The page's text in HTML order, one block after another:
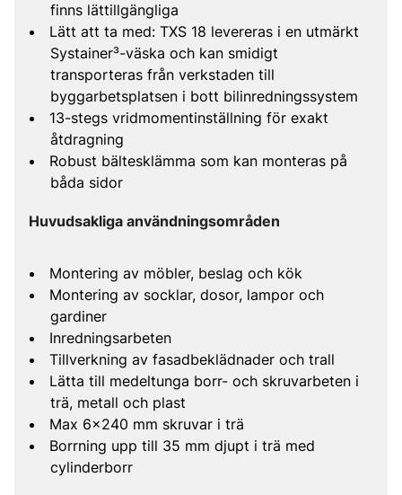
finns lättillgängliga
Lätt att ta med: TXS 18 levereras i en utmärkt
Systainer³-väska och kan smidigt
transporteras från verkstaden till
byggarbetsplatsen i bott bilinredningssystem
13-stegs vridmomentinställning för exakt
åtdragning
Robust bältesklämma som kan monteras på
båda sidor
Huvudsakliga användningsområden
Montering av möbler, beslag och kök
Montering av socklar, dosor, lampor och
gardiner
Inredningsarbeten
Tillverkning av fasadbeklädnader och trall
Lätta till medeltunga borr- och skruvarbeten i
trä, metall och plast
Max 6x240 mm skruvar i trä
Borrning upp till 35 mm djupt i trä med
cylinderborr